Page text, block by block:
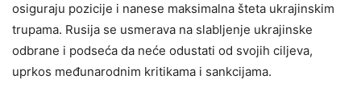
osiguraju pozicije i nanese maksimalna šteta ukrajinskim
trupama. Rusija se usmerava na slabljenje ukrajinske
odbrane i podseća da neće odustati od svojih ciljeva,
uprkos međunarodnim kritikama i sankcijama.